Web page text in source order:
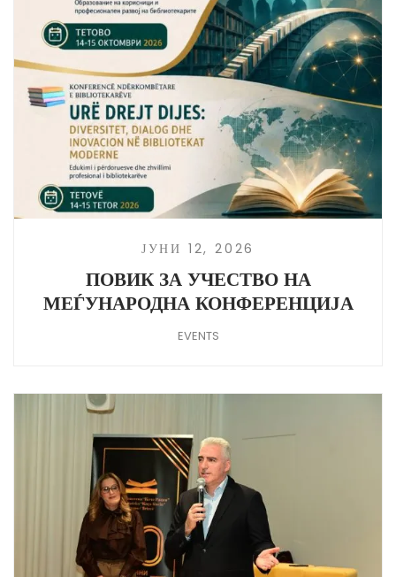
ЈУНИ 12, 2026
ПОВИК ЗА УЧЕСТВО НА
МЕЃУНАРОДНА КОНФЕРЕНЦИЈА
EVENTS